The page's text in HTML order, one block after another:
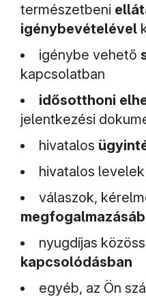
természetbeni
igénybevételével
igénybe vehető
kapcsolatban
idősotthoni
jelentkezési
hivatalos
hivatalos levelek
válaszok,
nyugdíjas
kapcsolódásban
egyéb, az Ön